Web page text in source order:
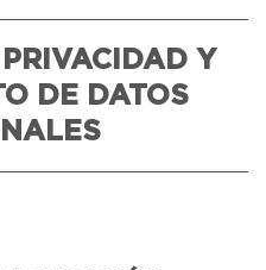
Y
DE DATOS